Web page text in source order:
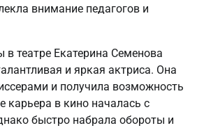
внимание педагогов и
в театре Екатерина Семенова
и яркая актриса. Она
и получила возможность
карьера в кино началась с
быстро набрала обороты и